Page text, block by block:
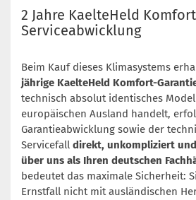
2 Jahre KaelteHeld
Serviceabwicklung
Beim Kauf dieses Klimasystems
jährige KaelteHeld Komfort-
technisch absolut identisches
europäischen Ausland handelt,
Garantieabwicklung sowie der
Servicefall direkt, unkompliziert
über uns als Ihren deutschen
bedeutet das maximale Sicherheit:
Ernstfall nicht mit ausländischen